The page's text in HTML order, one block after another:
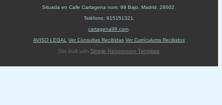
Situada en Calle Cartagena num. 99 Bajo Madrid 28002
Teléfono: 915151321
cartagena99.com
AVISO LEGAL
Ver Consultas Recibidas Ver Currículums Recibidos
Site built with Simple Responsive Template